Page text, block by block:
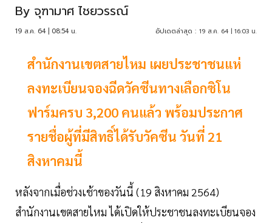
By จุฑามาศ ไชยวรรณ์
19 ส.ค. 64 | 08:54 น. อัปเดตล่าสุด : 19 ส.ค. 64 | 16:03 น.
สำนักงานเขตสายไหม เผยประชาชนแห่
ลงทะเบียนจองฉีดวัคซีนทางเลือกซิโน
ฟาร์มครบ 3,200 คนแล้ว พร้อมประกาศ
รายชื่อผู้ที่มีสิทธิ์ได้รับวัคซีน วันที่ 21
สิงหาคมนี้
หลังจากเมื่อช่วงเช้าของวันนี้ (19 สิงหาคม 2564)
สำนักงานเขตสายไหม ได้เปิดให้ประชาชนลงทะเบียนจอง